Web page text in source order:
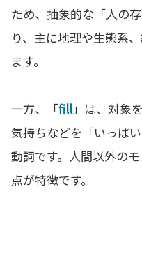
ため、抽象的な「人の
り、主に地理や生態系
ます。
一方、「fill」は、対象
気持ちなどを「いっぱ
動詞です。人間以外の
点が特徴です。